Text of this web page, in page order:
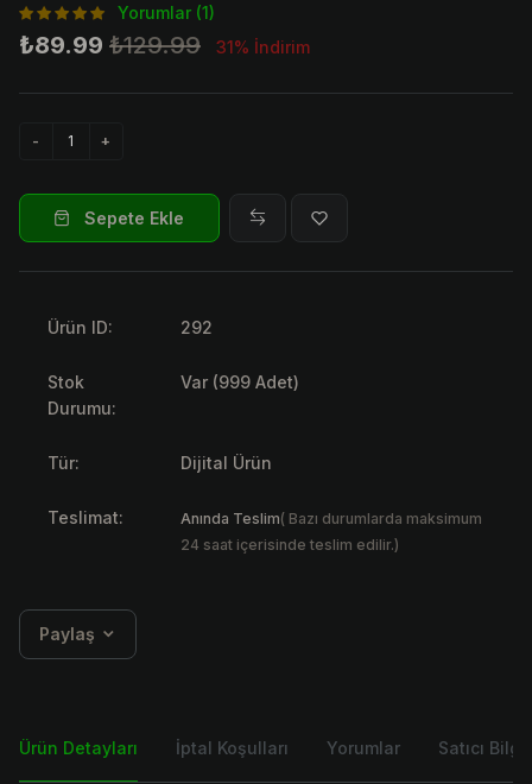
Yorumlar (1)
₺89.99 ₺129.99 31% İndirim
Sepete Ekle
Ürün ID: 292
Stok
Durumu:
Var (999 Adet)
Tür: Dijital Ürün
Teslimat: Anında Teslim( Bazı durumlarda maksimum
24 saat içerisinde teslim edilir.)
Paylaş
Ürün Detayları İptal Koşulları Yorumlar Satıcı